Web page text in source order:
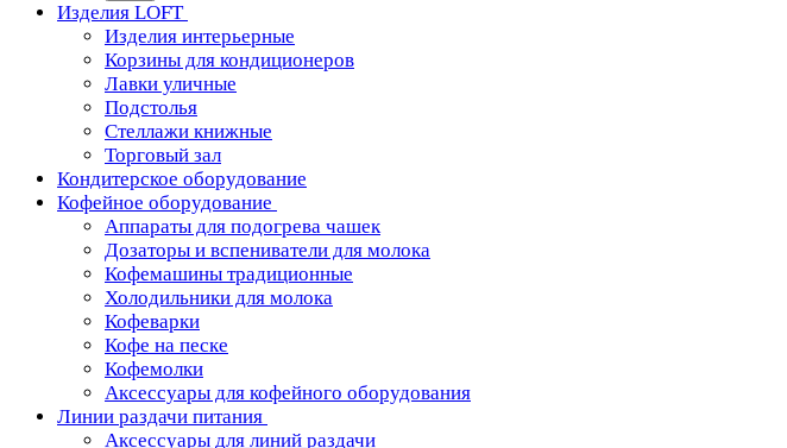
Изделия LOFT
Изделия интерьерные
Корзины для кондиционеров
Лавки уличные
Подстолья
Стеллажи книжные
Торговый зал
Кондитерское оборудование
Кофейное оборудование
Аппараты для подогрева чашек
Дозаторы и вспениватели для молока
Кофемашины традиционные
Холодильники для молока
Кофеварки
Кофе на песке
Кофемолки
Аксессуары для кофейного оборудования
Линии раздачи питания
Аксессуары для линий раздачи